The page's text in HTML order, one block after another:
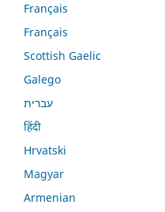
Français
Français
Scottish Gaelic
Galego
עברית
हिंदी
Hrvatski
Magyar
Armenian